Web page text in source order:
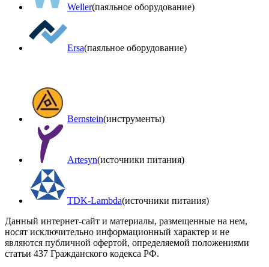
Weller(паяльное оборудование)
Ersa(паяльное оборудование)
Bernstein(инструменты)
Artesyn(источники питания)
TDK-Lambda(источники питания)
Данный интернет-сайт и материалы, размещенные на нем,
носят исключительно информационный характер и не
являются публичной офертой, определяемой положениями
статьи 437 Гражданского кодекса РФ.